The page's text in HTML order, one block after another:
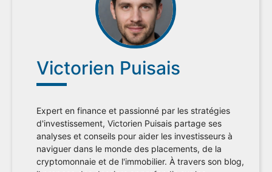
Victorien Puisais
Expert en finance et passionné par les stratégies
d'investissement, Victorien Puisais partage ses
analyses et conseils pour aider les investisseurs à
naviguer dans le monde des placements, de la
cryptomonnaie et de l'immobilier. À travers son blog,